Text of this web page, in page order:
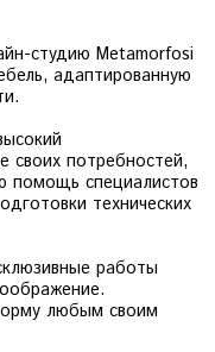
студию Metamorfosi
адаптированную
своих потребностей,
помощь специалистов
технических
работы
любым своим